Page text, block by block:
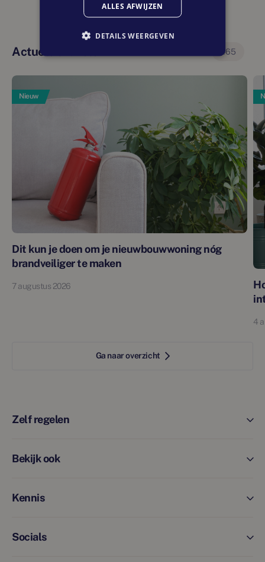
Actuele artikelen 465
Nieuw
Dit kun je doen om je nieuwbouwwoning nóg
brandveiliger te maken
7 augustus 2026
4
Ga naar overzicht
Zelf regelen
Bekijk ook
Kennis
Socials
ALLES AFWIJZEN
DETAILS WEERGEVEN